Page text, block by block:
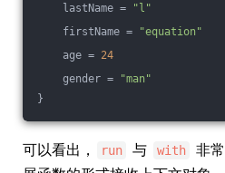
lastName =
"l"
firstName =
"equation"
age = 24
gender =
"man"
}
可以看出， run 与 with 非